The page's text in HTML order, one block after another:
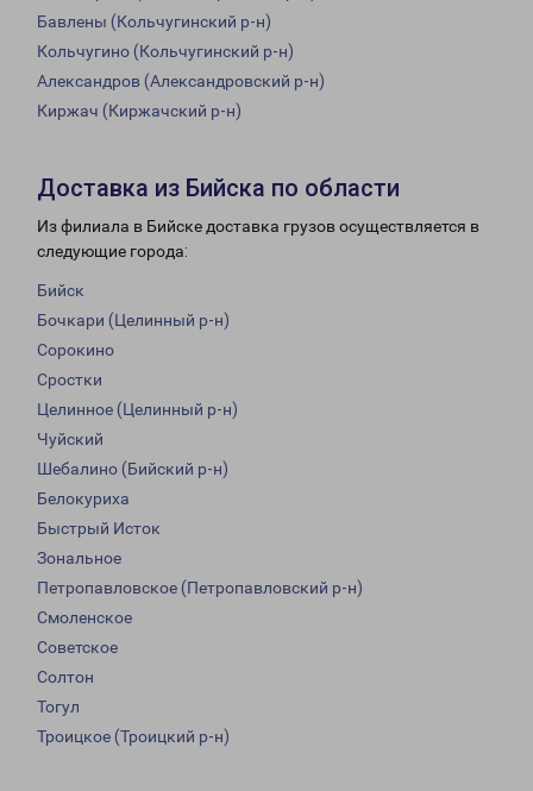
Бавлены (Кольчугинский р-н)
Кольчугино (Кольчугинский р-н)
Александров (Александровский р-н)
Киржач (Киржачский р-н)
Доставка из Бийска по области
Из филиала в Бийске доставка грузов осуществляется в
следующие города:
Бийск
Бочкари (Целинный р-н)
Сорокино
Сростки
Целинное (Целинный р-н)
Чуйский
Шебалино (Бийский р-н)
Белокуриха
Быстрый Исток
Зональное
Петропавловское (Петропавловский р-н)
Смоленское
Советское
Солтон
Тогул
Троицкое (Троицкий р-н)